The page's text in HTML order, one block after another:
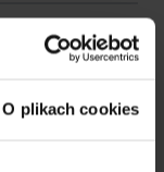
O plikach cookies
Sp. z o.o. Sp. K.